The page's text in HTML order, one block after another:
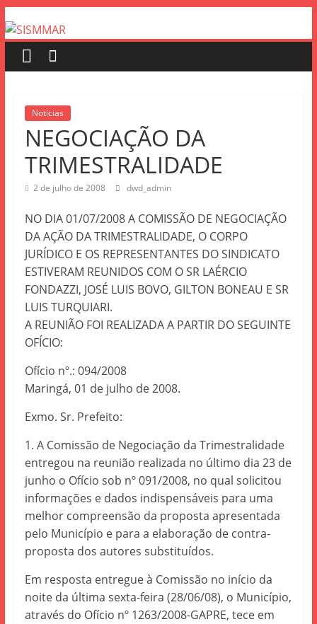
Notícias
NEGOCIAÇÃO DA
TRIMESTRALIDADE
2 de julho de 2008 dwd_admin
NO DIA 01/07/2008 A COMISSÃO DE NEGOCIAÇÃO
DA AÇÃO DA TRIMESTRALIDADE, O CORPO
JURÍDICO E OS REPRESENTANTES DO SINDICATO
ESTIVERAM REUNIDOS COM O SR LAÉRCIO
FONDAZZI, JOSÉ LUIS BOVO, GILTON BONEAU E SR
LUIS TURQUIARI.
A REUNIÃO FOI REALIZADA A PARTIR DO SEGUINTE
OFÍCIO:
Ofício nº.: 094/2008
Maringá, 01 de julho de 2008.
Exmo. Sr. Prefeito:
1. A Comissão de Negociação da Trimestralidade
entregou na reunião realizada no último dia 23 de
junho o Ofício sob nº 091/2008, no qual solicitou
informações e dados indispensáveis para uma
melhor compreensão da proposta apresentada
pelo Município e para a elaboração de contra-
proposta dos autores substituídos.
Em resposta entregue à Comissão no início da
noite da última sexta-feira (28/06/08), o Município,
através do Ofício nº 1263/2008-GAPRE, tece em